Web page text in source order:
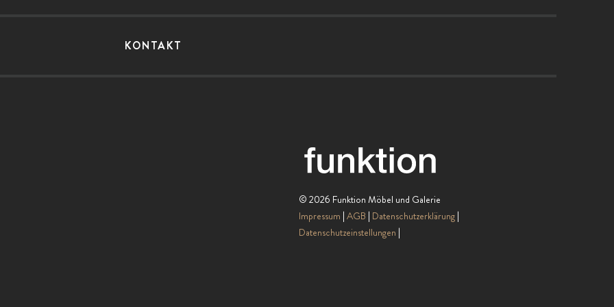
KONTAKT
© 2026 Funktion Möbel und Galerie
Impressum AGB Datenschutzerklärung
Datenschutzeinstellungen